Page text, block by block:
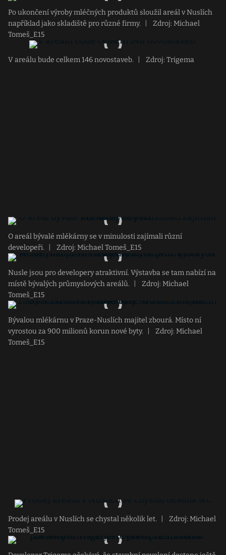
Po ukončení výroby mléčných produktů sloužil areál v Nuslích
například jako skladiště pro různé firmy.
Zdroj: Michael
Tomeš_E15
V areálu bude celkem 146 novostaveb. Zdroj: Trigema
O areál bývalé mlékárny se v minulosti zajímali různí
developeři.
Zdroj: Michael Tomeš_E15
Nusle jsou pro developery atraktivní. Výstavba se tam nabízí na
místě bývalých průmyslových areálů.
Zdroj: Michael
Tomeš_E15
Bývalou mlékárnu v Praze-Nuslích majitel zbourá. Místo ní
vyrostou za 900 milionů korun nové byty.
Zdroj: Michael
Tomeš_E15
Prodej areálu v Nuslích se chystal několik let.
Zdroj: Michael
Tomeš_E15